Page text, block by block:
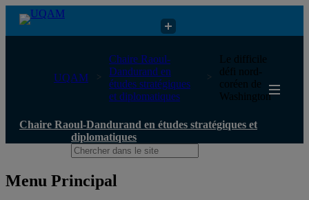
Chaire Raoul-Dandurand en études stratégiques et diplomatiques
UQAM
Chaire Raoul-
Dandurand en
études stratégiques
et diplomatiques
Le difficile
défi nord‐
coréen de
Washington
Chaire Raoul-Dandurand en études stratégiques et
diplomatiques
Menu Principal